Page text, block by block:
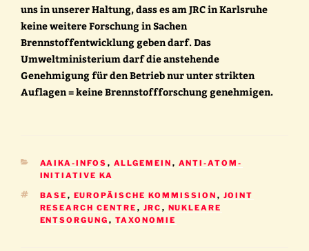
uns in unserer Haltung, dass es am JRC in Karlsruhe
keine weitere Forschung in Sachen
Brennstoffentwicklung geben darf. Das
Umweltministerium darf die anstehende
Genehmigung für den Betrieb nur unter strikten
Auflagen = keine Brennstoffforschung genehmigen.
KATEGORIEN
AAIKA-INFOS , ALLGEMEIN , ANTI-ATOM-
INITIATIVE KA
SCHLAGWÖRTER
BASE , EUROPÄISCHE KOMMISSION , JOINT
RESEARCH CENTRE , JRC , NUKLEARE
ENTSORGUNG , TAXONOMIE